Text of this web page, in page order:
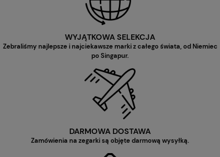
WYJĄTKOWA SELEKCJA
Zebraliśmy najlepsze i najciekawsze marki z całego świata, od Niemiec
po Singapur.
DARMOWA DOSTAWA
Zamówienia na zegarki są objęte darmową wysyłką.